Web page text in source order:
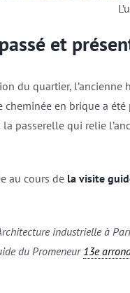
et
du quartier,
cheminée en brique a
la passerelle qui relie
au cours de la visite
industrielle à
du Promeneur 13e